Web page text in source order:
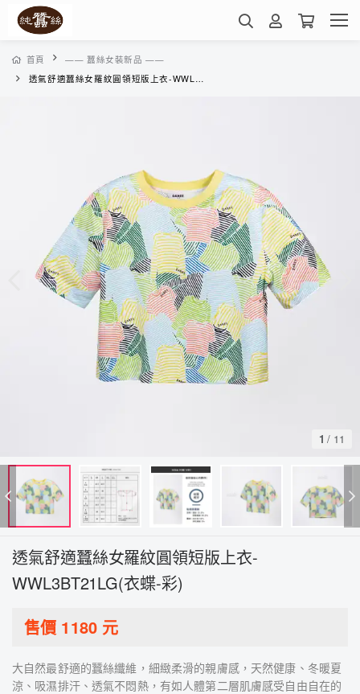
首頁
—— 蠶絲女裝新品 ——
透氣舒適蠶絲女羅紋圓領短版上衣-WWL3BT21LG(衣蝶-彩)
1 / 11
透氣舒適蠶絲女羅紋圓領短版上衣-
WWL3BT21LG(衣蝶-彩)
售價 1180元
大自然最舒適的蠶絲纖維，細緻柔滑的親膚感，天然健康、冬暖夏
涼、吸濕排汗、透氣不悶熱，有如人體第二層肌膚感受自由自在的